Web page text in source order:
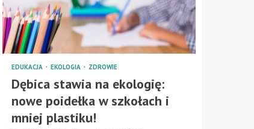
EDUKACJA EKOLOGIA ZDROWIE
Dębica stawia na ekologię:
nowe poidełka w szkołach i
mniej plastiku!